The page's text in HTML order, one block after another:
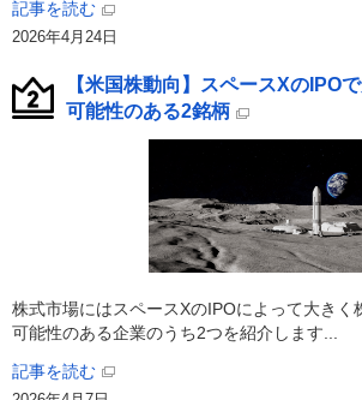
記事を読む
2026年4月24日
【米国株動向】スペースXのIPO
可能性のある2銘柄
株式市場にはスペースXのIPOによって大きく
可能性のある企業のうち2つを紹介します...
記事を読む